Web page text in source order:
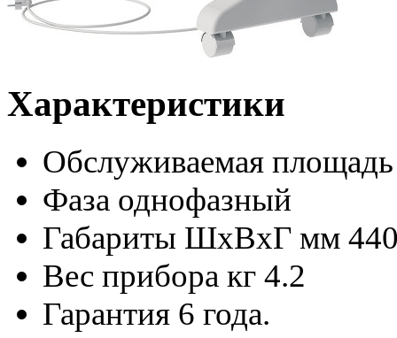
Характеристики
Обслуживаемая
Фаза однофазный
Габариты ШхВхГ мм
Вес прибора кг 4.2
Гарантия 6 года.